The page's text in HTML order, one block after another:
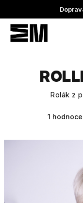
obsah
Rolák z
1